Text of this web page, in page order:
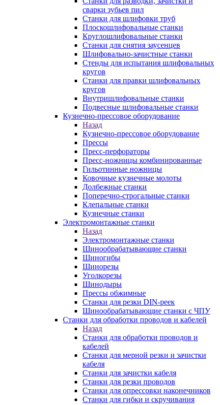
сварки зубьев пил
Станки для шлифовки труб
Плоскошлифовальные станки
Круглошлифовальные станки
Станки для снятия заусенцев
Шлифовально-зачистные станки
Стенды для испытания шлифовальных
кругов
Станки для правки шлифовальных
кругов
Внутришлифовальные станки
Подвесные шлифовальные станки
Кузнечно-прессовое оборудование
Назад
Кузнечно-прессовое оборудование
Прессы
Пресс-перфораторы
Пресс-ножницы комбинированные
Гильотинные ножницы
Ковочные кузнечные молоты
Долбежные станки
Поперечно-строгальные станки
Клепальные станки
Кузнечные станки
Электромонтажные станки
Назад
Электромонтажные станки
Шинообрабатывающие станки
Шиногибы
Шинорезы
Уголкорезы
Шинодыры
Прессы обжимные
Станки для резки DIN-реек
Шинообрабатывающие станки с ЧПУ
Станки для обработки проводов и кабелей
Назад
Станки для обработки проводов и
кабелей
Станки для мерной резки и зачистки
кабеля
Станки для зачистки кабеля
Станки для резки проводов
Станки для опрессовки наконечников
Станки для гибки и скручивания